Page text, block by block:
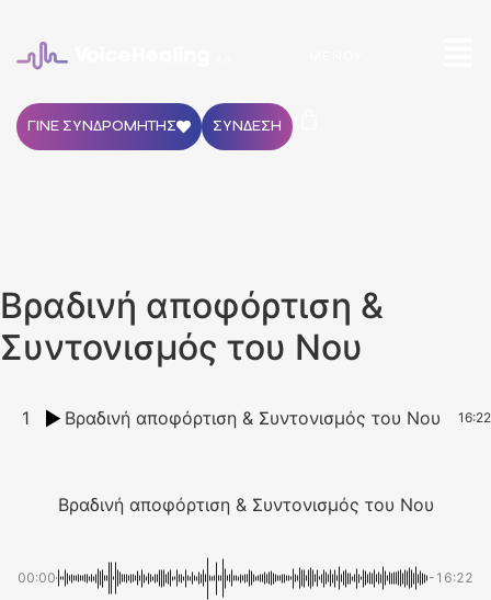
ΓΙΝΕ ΣΥΝΔΡΟΜΗΤΗΣ ΣΥΝΔΕΣΗ
Βραδινή αποφόρτιση &
Συντονισμός του Νου
1 Βραδινή αποφόρτιση & Συντονισμός του Νου 16:22
Βραδινή αποφόρτιση & Συντονισμός του Νου
00:00 -16:22